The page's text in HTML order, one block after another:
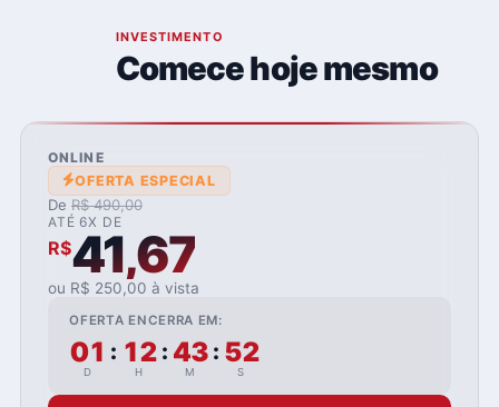
INVESTIMENTO
Comece hoje mesmo
ONLINE
OFERTA ESPECIAL
De R$ 490,00
ATÉ 6X DE
R$41,67
ou R$ 250,00 à vista
OFERTA ENCERRA EM:
01
D
: 12
H
: 43
M
: 51
S